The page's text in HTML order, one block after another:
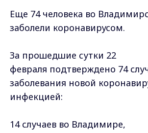
Еще 74 человека во
заболели коронавирусом.
За прошедшие сутки 22
февраля подтверждено 74
заболевания новой
инфекцией:
14 случаев во Владимире,